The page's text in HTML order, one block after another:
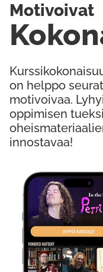
on helppo
motivoivaa.
oppimisen
innostavaa!
Motivoivat